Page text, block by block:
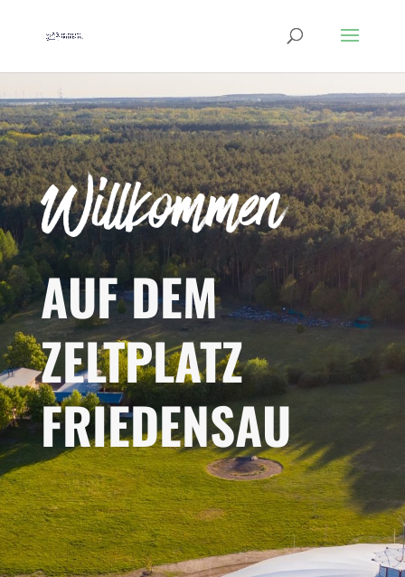
AUF DEM
ZELTPLATZ
FRIEDENSAU